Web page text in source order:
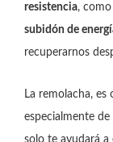
resistencia,
subidón de
recuperarnos
La remolacha,
especialmente